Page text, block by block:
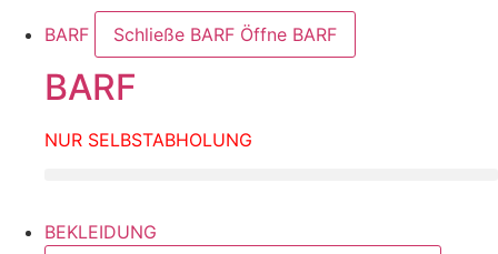
BARF Schließe BARF Öffne BARF
BARF
NUR SELBSTABHOLUNG
BEKLEIDUNG